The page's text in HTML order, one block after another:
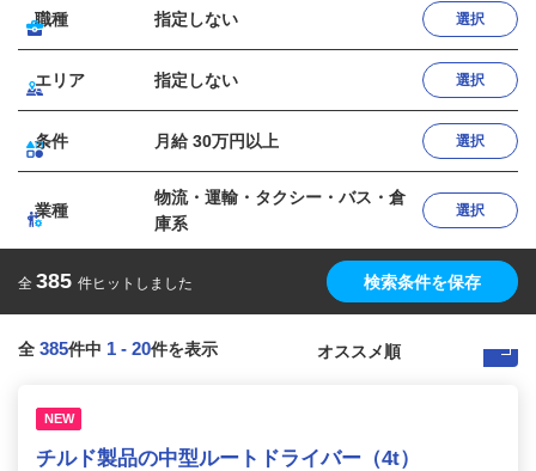
職種 指定しない 選択
エリア 指定しない 選択
条件 月給 30万円以上 選択
業種
物流・運輸・タクシー・バス・倉
庫系
選択
全 385 件ヒットしました 検索条件を保存
全 385件中 1 - 20件を表示
NEW
チルド製品の中型ルートドライバー（4t）